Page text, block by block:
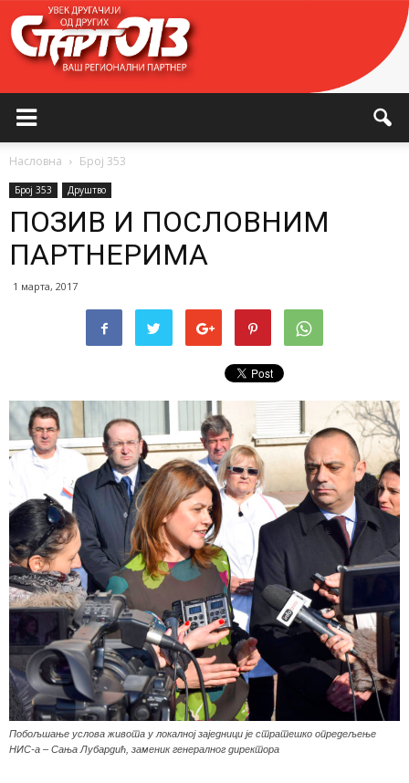
Насловна Број 353
Број 353 Друштво
ПОЗИВ И ПОСЛОВНИМ
ПАРТНЕРИМА
1 марта, 2017
Побољшање услова живота у локалној заједници је стратешко опредељење
НИС-а – Сања Лубардић, заменик генералног директора